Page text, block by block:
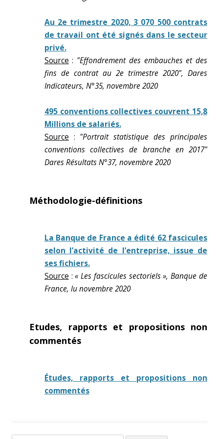
Au 2e trimestre 2020, 3 070 500 contrats
de travail ont été signés dans le secteur
privé.
Source : "Effondrement des embauches et des
fins de contrat au 2e trimestre 2020", Dares
Indicateurs, N°35, novembre 2020
495 conventions collectives couvrent 15,8
Millions de salariés.
Source : "Portrait statistique des principales
conventions collectives de branche en 2017"
Dares Résultats N°37, novembre 2020
Méthodologie-définitions
La Banque de France a édité 62 fascicules
selon l’activité de l’entreprise, issue de
ses fichiers.
Source :« Les fascicules sectoriels », Banque de
France, lu novembre 2020
Etudes, rapports et propositions non
commentés
Études, rapports et propositions non
commentés